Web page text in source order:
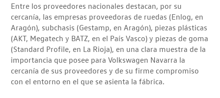
Entre los proveedores nacionales destacan, por su
cercanía, las empresas proveedoras de ruedas (Enlog, en
Aragón), subchasis (Gestamp, en Aragón), piezas plásticas
(AKT, Megatech y BATZ, en el País Vasco) y piezas de goma
(Standard Profile, en La Rioja), en una clara muestra de la
importancia que posee para Volkswagen Navarra la
cercanía de sus proveedores y de su firme compromiso
con el entorno en el que se asienta la fábrica.